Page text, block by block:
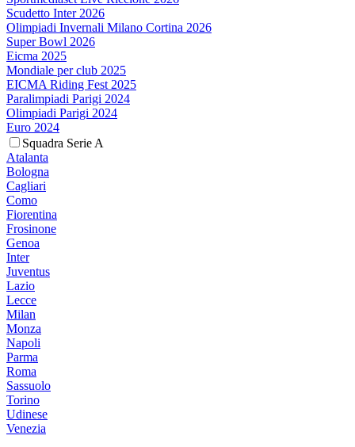
Scudetto Inter 2026
Olimpiadi Invernali Milano Cortina 2026
Super Bowl 2026
Eicma 2025
Mondiale per club 2025
EICMA Riding Fest 2025
Paralimpiadi Parigi 2024
Olimpiadi Parigi 2024
Euro 2024
Squadra Serie A
Atalanta
Bologna
Cagliari
Como
Fiorentina
Frosinone
Genoa
Inter
Juventus
Lazio
Lecce
Milan
Monza
Napoli
Parma
Roma
Sassuolo
Torino
Udinese
Venezia